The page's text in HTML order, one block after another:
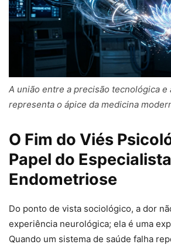
A união entre a precisão tecnológica e
representa o ápice da medicina
O Fim do Viés
Papel do
Endometriose
Do ponto de vista sociológico, a dor
experiência neurológica; ela é uma
Quando um sistema de saúde falha